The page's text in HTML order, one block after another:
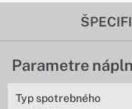
Parametre
Typ spotrebného